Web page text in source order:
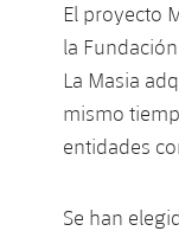
El proyecto
la
La Masia
mismo
entidades
Se han